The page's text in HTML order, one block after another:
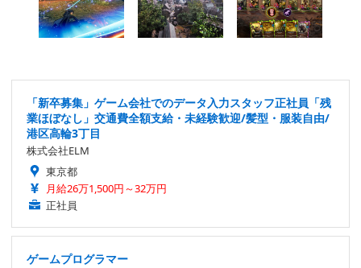
「新卒募集」ゲーム会社でのデータ入力スタッフ正社員「残
業ほぼなし」交通費全額支給・未経験歓迎/髪型・服装自由/
港区高輪3丁目
株式会社ELM
東京都
月給26万1,500円～32万円
正社員
ゲームプログラマー